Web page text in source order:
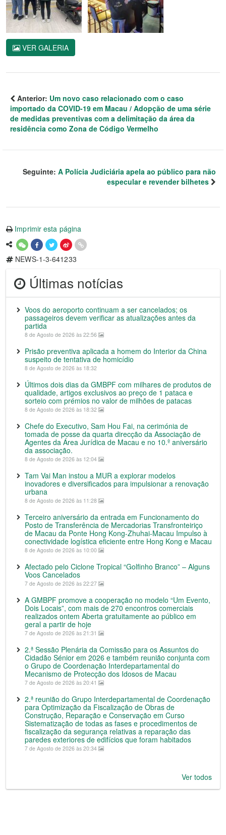
VER GALERIA
Anterior: Um novo caso relacionado com o caso
importado da COVID-19 em Macau / Adopção de uma série
de medidas preventivas com a delimitação da área da
residência como Zona de Código Vermelho
Seguinte: A Polícia Judiciária apela ao público para não
especular e revender bilhetes
Imprimir esta página
NEWS-1-3-641233
Últimas notícias
Voos do aeroporto continuam a ser cancelados; os
passageiros devem verificar as atualizações antes da
partida
8 de Agosto de 2026 às 22:56
Prisão preventiva aplicada a homem do Interior da China
suspeito de tentativa de homicídio
8 de Agosto de 2026 às 18:32
Últimos dois dias da GMBPF com milhares de produtos de
qualidade, artigos exclusivos ao preço de 1 pataca e
sorteio com prémios no valor de milhões de patacas
8 de Agosto de 2026 às 18:32
Chefe do Executivo, Sam Hou Fai, na cerimónia de
tomada de posse da quarta direcção da Associação de
Agentes da Área Jurídica de Macau e no 10.º aniversário
da associação.
8 de Agosto de 2026 às 12:04
Tam Vai Man instou a MUR a explorar modelos
inovadores e diversificados para impulsionar a renovação
urbana
8 de Agosto de 2026 às 11:28
Terceiro aniversário da entrada em Funcionamento do
Posto de Transferência de Mercadorias Transfronteiriço
de Macau da Ponte Hong Kong-Zhuhai-Macau Impulso à
conectividade logística eficiente entre Hong Kong e Macau
8 de Agosto de 2026 às 10:00
Afectado pelo Ciclone Tropical “Golfinho Branco” – Alguns
Voos Cancelados
7 de Agosto de 2026 às 22:27
A GMBPF promove a cooperação no modelo “Um Evento,
Dois Locais”, com mais de 270 encontros comerciais
realizados ontem Aberta gratuitamente ao público em
geral a partir de hoje
7 de Agosto de 2026 às 21:31
2.ª Sessão Plenária da Comissão para os Assuntos do
Cidadão Sénior em 2026 e também reunião conjunta com
o Grupo de Coordenação Interdepartamental do
Mecanismo de Protecção dos Idosos de Macau
7 de Agosto de 2026 às 20:41
2.ª reunião do Grupo Interdepartamental de Coordenação
para Optimização da Fiscalização de Obras de
Construção, Reparação e Conservação em Curso
Sistematização de todas as fases e procedimentos de
fiscalização da segurança relativas a reparação das
paredes exteriores de edifícios que foram habitados
7 de Agosto de 2026 às 20:34
Ver todos